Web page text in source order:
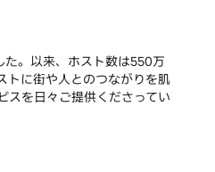
。以来、ホスト数は550万
トに街や人とのつながりを肌
スを日々ご提供くださってい